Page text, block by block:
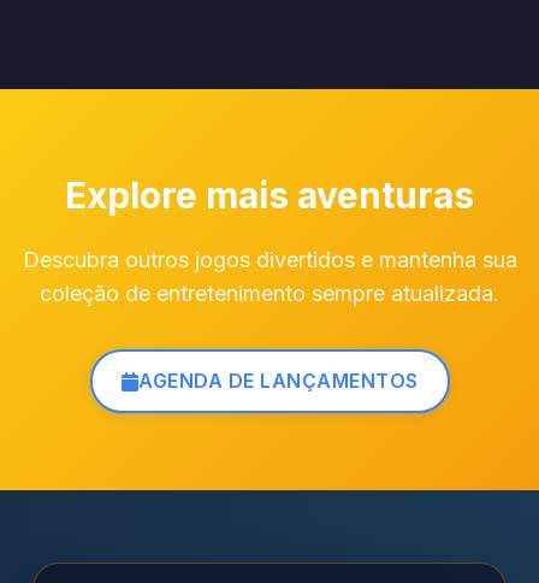
Explore mais aventuras
Descubra outros jogos divertidos e mantenha sua
coleção de entretenimento sempre atualizada.
AGENDA DE LANÇAMENTOS